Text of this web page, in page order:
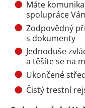
Máte
spolupráce
Zodpovědný
s dokumenty
Jednoduše
a těšíte se na
Ukončené
Čistý trestní